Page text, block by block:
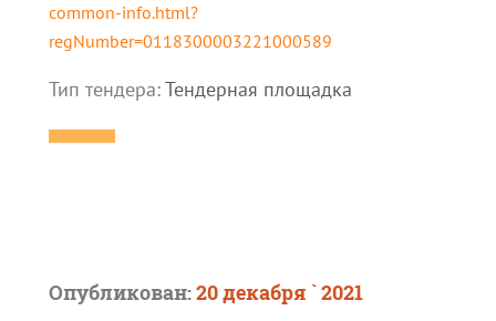
common-info.html?
regNumber=0118300003221000589
Тип тендера:Тендерная площадка
Опубликован:20 декабря ` 2021